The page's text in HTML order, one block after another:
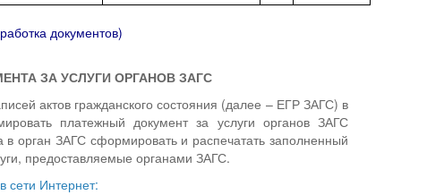
документов)
ЗА УСЛУГИ ОРГАНОВ ЗАГС
актов гражданского состояния (далее – ЕГР ЗАГС) в
платежный документ за услуги органов ЗАГС
в орган ЗАГС сформировать и распечатать заполненный
предоставляемые органами ЗАГС.
сети Интернет: